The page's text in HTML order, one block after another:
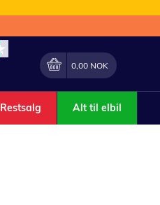
Min handlekurv
0,00 NOK
Restsalg Alt til elbil